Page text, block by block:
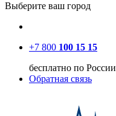
Выберите ваш город
+7 800 100 15 15
бесплатно по России
Обратная связь